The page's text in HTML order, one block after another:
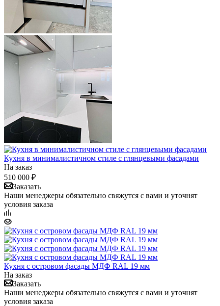
Кухня в минималистичном стиле с глянцевыми фасадами
На заказ
510 000 ₽
Заказать
Наши менеджеры обязательно свяжутся с вами и уточнят
условия заказа
Кухня с островом фасады МДФ RAL 19 мм
На заказ
Заказать
Наши менеджеры обязательно свяжутся с вами и уточнят
условия заказа